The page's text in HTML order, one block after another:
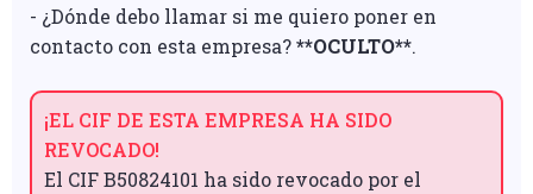
- ¿Dónde debo llamar si me quiero poner en
contacto con esta empresa?**OCULTO**.
¡EL CIF DE ESTA EMPRESA HA SIDO
REVOCADO!
El CIF B50824101 ha sido revocado por el